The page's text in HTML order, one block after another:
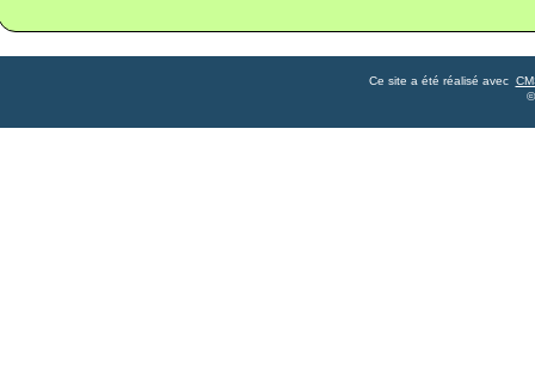
Ce site a été réalisé avec